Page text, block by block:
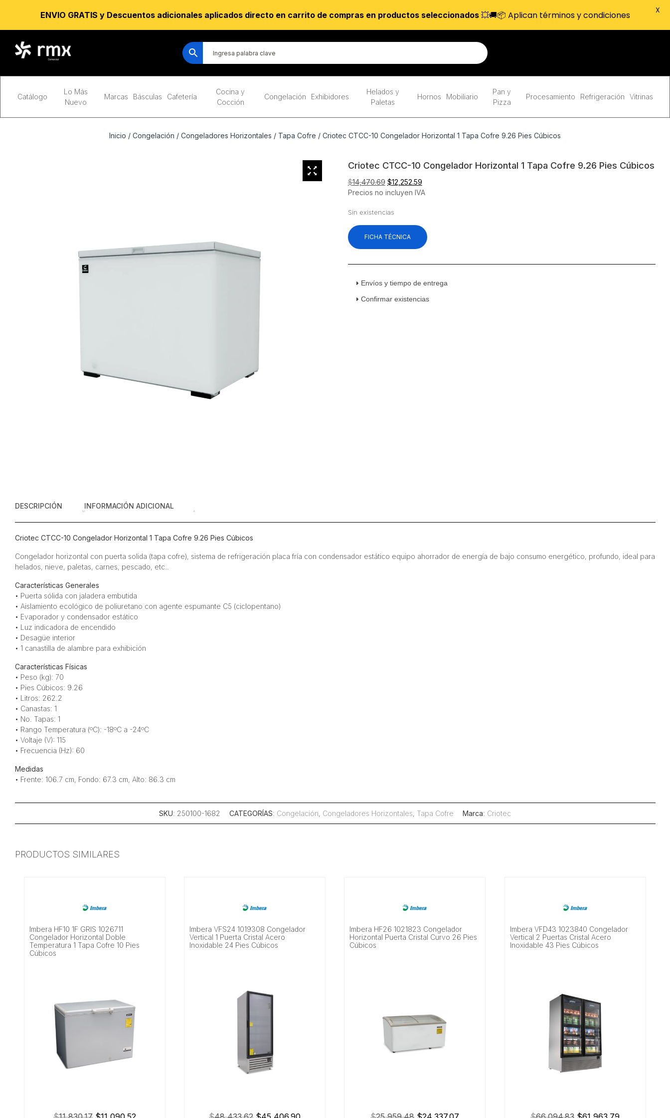
Catálogo
Lo Más
Nuevo
Marcas Básculas Cafetería
Cocina y
Cocción
Congelación Exhibidores
Helados y
Paletas
Hornos Mobiliario
Pan y
Pizza
Procesamiento Refrigeración Vitrinas
Inicio / Congelación / Congeladores Horizontales / Tapa Cofre / Criotec CTCC-10 Congelador Horizontal 1 Tapa Cofre 9.26 Pies Cúbicos
Criotec CTCC-10 Congelador Horizontal 1 Tapa Cofre 9.26 Pies Cúbicos
$14,470.69 El
precio
era:
$14,470.69.
$12,252.59El
precio
Precios no incluyen IVA
Sin existencias
FICHA TÉCNICA
Envíos y tiempo de entrega
Confirmar existencias
DESCRIPCIÓN INFORMACIÓN ADICIONAL
Criotec CTCC-10 Congelador Horizontal 1 Tapa Cofre 9.26 Pies Cúbicos
Congelador horizontal con puerta solida (tapa cofre), sistema de refrigeración placa fría con condensador estático equipo ahorrador de energía de bajo consumo energético, profundo, ideal para
helados, nieve, paletas, carnes, pescado, etc..
Características Generales
• Puerta sólida con jaladera embutida
• Aislamiento ecológico de poliuretano con agente espumante C5 (ciclopentano)
• Evaporador y condensador estático
• Luz indicadora de encendido
• Desagüe interior
• 1 canastilla de alambre para exhibición
Características Físicas
• Peso (kg): 70
• Pies Cúbicos: 9.26
• Litros: 262.2
• Canastas: 1
• No. Tapas: 1
• Rango Temperatura (ºC): -18ºC a -24ºC
• Voltaje (V): 115
• Frecuencia (Hz): 60
Medidas
• Frente: 106.7 cm, Fondo: 67.3 cm, Alto: 86.3 cm
SKU: 250100-1682 CATEGORÍAS: Congelación, Congeladores Horizontales, Tapa Cofre Marca: Criotec
PRODUCTOS SIMILARES
Imbera HF10 1F GRIS 1026711
Congelador Horizontal Doble
Temperatura 1 Tapa Cofre 10 Pies
Cúbicos
El
Imbera VFS24 1019308 Congelador
Vertical 1 Puerta Cristal Acero
Inoxidable 24 Pies Cúbicos
El
Imbera HF26 1021823 Congelador
Horizontal Puerta Cristal Curvo 26 Pies
Cúbicos
El
Imbera VFD43 1023840 Congelador
Vertical 2 Puertas Cristal Acero
Inoxidable 43 Pies Cúbicos
El
ENVIO GRATIS y Descuentos adicionales aplicados directo en carrito de compras en productos seleccionados💥🚚📦 Aplican términos y condiciones X